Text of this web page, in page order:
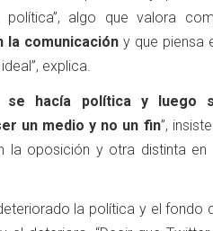
algo que valora
la comunicación y que piensa
explica.
se hacía política y luego
un medio y no un fin”,
la oposición y otra distinta en
la política y el fondo